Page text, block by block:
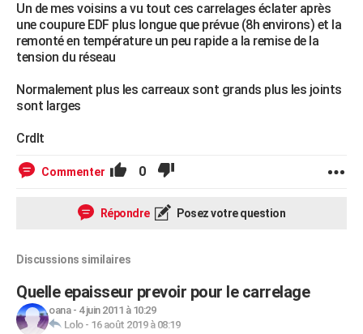
Un de mes voisins a vu tout ces carrelages éclater après
une coupure EDF plus longue que prévue (8h environs) et la
remonté en température un peu rapide a la remise de la
tension du réseau
Normalement plus les carreaux sont grands plus les joints
sont larges
Crdlt
Commenter 0
Répondre Posez votre question
Discussions similaires
Quelle epaisseur prevoir pour le carrelage
oana- 4 juin 2011 à 10:29
Lolo- 16 août 2019 à 08:19